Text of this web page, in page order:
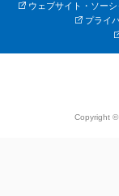
ウェブサイト・ソー
プライ
Copyright ©